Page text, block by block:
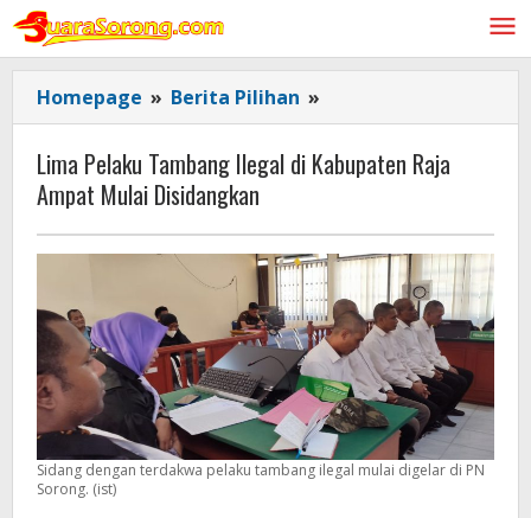
Lewati
konten
Homepage » Berita Pilihan »
Pelaku
Tambang
Ilegal
Kabupaten
Raja
Ampat
Mulai
Disidangkan
Lima Pelaku Tambang Ilegal di Kabupaten Raja
Ampat Mulai Disidangkan
Sidang dengan terdakwa pelaku tambang ilegal mulai digelar di PN
Sorong. (ist)